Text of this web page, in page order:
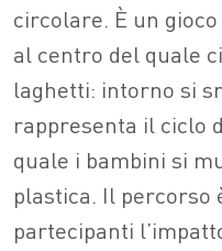
circolare. È un
al centro del quale
laghetti: intorno si
rappresenta il ciclo
quale i bambini si
plastica. Il
partecipanti